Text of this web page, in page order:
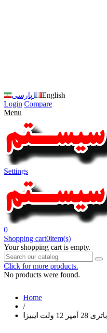
پارسی
English
Login Compare
Menu
Settings
0
Shopping cart0item(s)
Your shopping cart is empty.
Click for more products.
No products were found.
Home
/
باتری 28 آمپر 12 ولت ایبیزا